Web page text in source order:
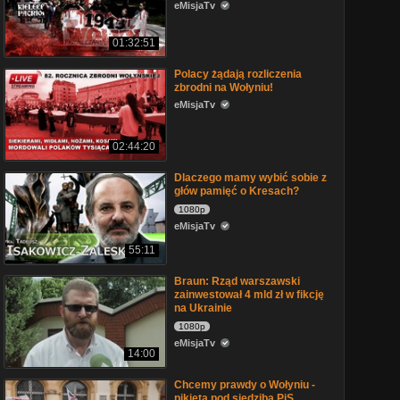
01:32:51
eMisjaTv
02:44:20
Polacy żądają rozliczenia
zbrodni na Wołyniu!
eMisjaTv
55:11
Dlaczego mamy wybić sobie z
głów pamięć o Kresach?
1080p
eMisjaTv
14:00
Braun: Rząd warszawski
zainwestował 4 mld zł w fikcję
na Ukrainie
1080p
eMisjaTv
Chcemy prawdy o Wołyniu -